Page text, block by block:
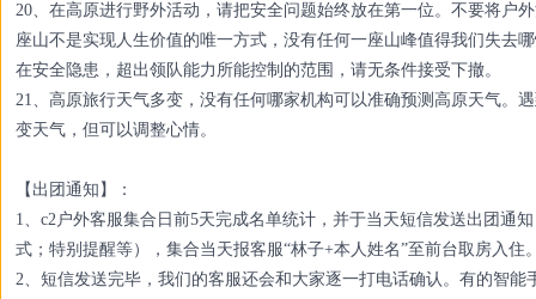
20、在高原进行野外活动，请把安全问题始终放在第一位。不要将户
座山不是实现人生价值的唯一方式，没有任何一座山峰值得我们失去
在安全隐患，超出领队能力所能控制的范围，请无条件接受下撤。
21、高原旅行天气多变，没有任何哪家机构可以准确预测高原天气。
变天气，但可以调整心情。
【出团通知】：
1、c2户外客服集合日前5天完成名单统计，并于当天短信发送出团通
式；特别提醒等），集合当天报客服“林子+本人姓名”至前台取房入住
2、短信发送完毕，我们的客服还会和大家逐一打电话确认。有的智